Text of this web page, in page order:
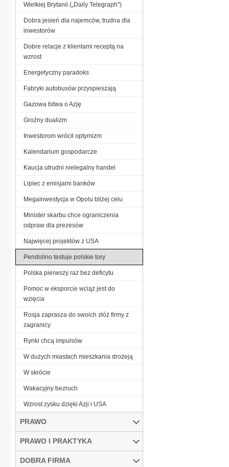
Wielkiej Brytanii („Daily Telegraph")
Dobra jesień dla najemców, trudna dla
inwestorów
Dobre relacje z klientami receptą na
wzrost
Energetyczny paradoks
Fabryki autobusów przyspieszają
Gazowa bitwa o Azję
Groźny dualizm
Inwestorom wrócił optymizm
Kalendarium gospodarcze
Kaucja utrudni nielegalny handel
Lipiec z emisjami banków
Megainwestycja w Opolu bliżej celu
Minister skarbu chce ograniczenia
odpraw dla prezesów
Najwięcej projektów z USA
Pendolino testuje polskie tory
Polska pierwszy raz bez deficytu
Pomoc w eksporcie wciąż jest do
wzięcia
Rosja zaprasza do swoich złóż firmy z
zagranicy
Rynki chcą impulsów
W dużych miastach mieszkania drożeją
W skrócie
Wakacyjny bezruch
Wzrost zysku dzięki Azji i USA
PRAWO
PRAWO I PRAKTYKA
DOBRA FIRMA